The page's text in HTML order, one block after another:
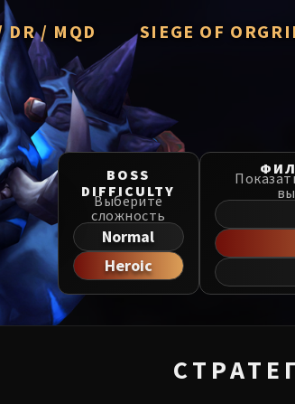
DR / MQD
Averzian
& Ezzorak
King Salhadaar
Vanguard
of the Cosmos
the Undreamt God
SIEGE OF
Fallen Protectors
Norushen
Sha of Pride
Galakras
Iron Juggernaut
Malkorok
BOSS
DIFFICULTY
Выберите
сложность
Normal
Heroic